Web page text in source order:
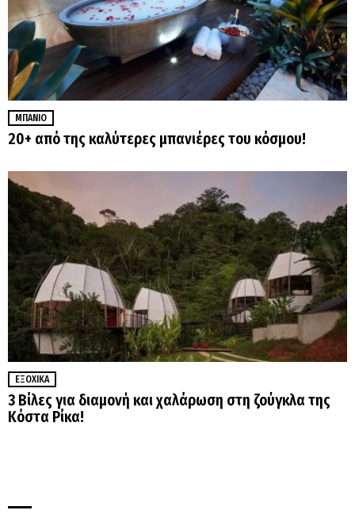
ΜΠΆΝΙΟ
20+ από της καλύτερες μπανιέρες του κόσμου!
ΕΞΟΧΙΚΆ
3 Βίλες για διαμονή και χαλάρωση στη ζούγκλα της
Κόστα Ρίκα!